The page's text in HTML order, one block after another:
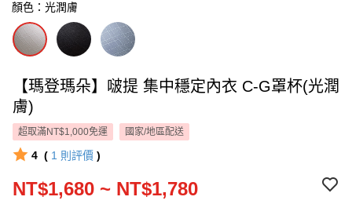
顏色：光潤膚
【瑪登瑪朵】啵提 集中穩定內衣 C-G罩杯(光潤
膚)
超取滿NT$1,000免運 國家/地區配送
4 ( 1 則評價 )
NT$1,680 ~ NT$1,780